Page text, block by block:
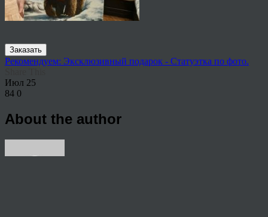
Заказать
Рекомендуем: Эксклюзивный подарок - Статуэтка по фото.
Июл 25
84 0
About the author